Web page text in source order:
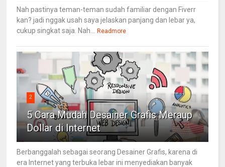
Nah pastinya teman-teman sudah familiar dengan Fiverr
kan? jadi nggak usah saya jelaskan panjang dan lebar ya,
cukup singkat saja. Nah...
Readmore
2
5 Cara Mudah Desainer Grafis Meraup
Dollar di Internet
Berbanggalah sebagai seorang Desainer Grafis, karena di
era Internet yang terbuka lebar ini menyediakan banyak